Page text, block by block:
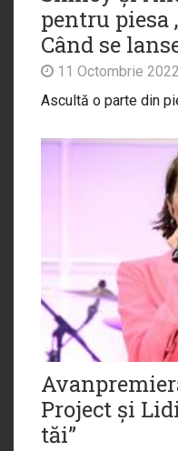
pentru piesa
Când se
11 Octombrie 2022
Ascultă o parte din
Project și
tăi”